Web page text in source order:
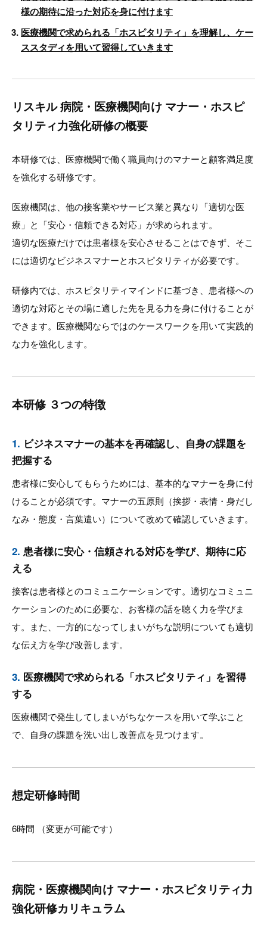
様の期待に沿った対応を身に付けます
医療機関で求められる「ホスピタリティ」を理解し、ケー
ススタディを用いて習得していきます
リスキル 病院・医療機関向け マナー・ホスピ
タリティ力強化研修の概要
本研修では、医療機関で働く職員向けのマナーと顧客満足度
を強化する研修です。
医療機関は、他の接客業やサービス業と異なり「適切な医
療」と「安心・信頼できる対応」が求められます。
適切な医療だけでは患者様を安心させることはできず、そこ
には適切なビジネスマナーとホスピタリティが必要です。
研修内では、ホスピタリティマインドに基づき、患者様への
適切な対応とその場に適した先を見る力を身に付けることが
できます。医療機関ならではのケースワークを用いて実践的
な力を強化します。
本研修 ３つの特徴
1. ビジネスマナーの基本を再確認し、自身の課題を
把握する
患者様に安心してもらうためには、基本的なマナーを身に付
けることが必須です。マナーの五原則（挨拶・表情・身だし
なみ・態度・言葉遣い）について改めて確認していきます。
2. 患者様に安心・信頼される対応を学び、期待に応
える
接客は患者様とのコミュニケーションです。適切なコミュニ
ケーションのために必要な、お客様の話を聴く力を学びま
す。また、一方的になってしまいがちな説明についても適切
な伝え方を学び改善します。
3. 医療機関で求められる「ホスピタリティ」を習得
する
医療機関で発生してしまいがちなケースを用いて学ぶこと
で、自身の課題を洗い出し改善点を見つけます。
想定研修時間
6時間 （変更が可能です）
病院・医療機関向け マナー・ホスピタリティ力
強化研修カリキュラム